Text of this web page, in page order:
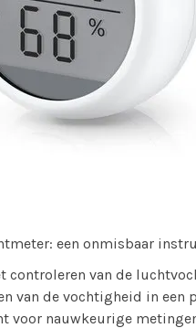
een onmisbaar
controleren van de
van de vochtigheid in
voor nauwkeurige